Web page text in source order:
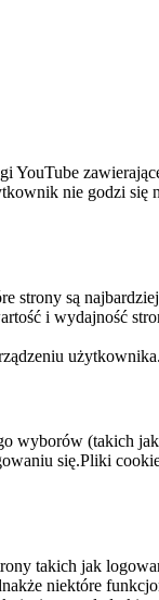
YouTube
nie godzi się
strony są
i wydajność
użytkownika.
wyborów (takich
się.Pliki
takich jak
niektóre